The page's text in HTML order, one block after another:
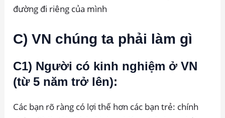
đường đi riêng của mình
C) VN chúng ta phải làm gì
C1) Người có kinh nghiệm ở VN
(từ 5 năm trở lên):
Các bạn rõ ràng có lợi thế hơn các bạn trẻ: chính